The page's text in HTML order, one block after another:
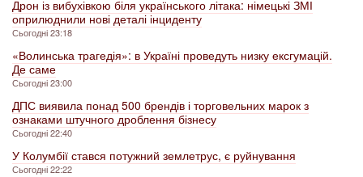
Дрон із вибухівкою біля українського літака: німецькі ЗМІ
оприлюднили нові деталі інциденту
Сьогодні 23:18
«Волинська трагедія»: в Україні проведуть низку ексгумацій.
Де саме
Сьогодні 23:00
ДПС виявила понад 500 брендів і торговельних марок з
ознаками штучного дроблення бізнесу
Сьогодні 22:40
У Колумбії стався потужний землетрус, є руйнування
Сьогодні 22:22